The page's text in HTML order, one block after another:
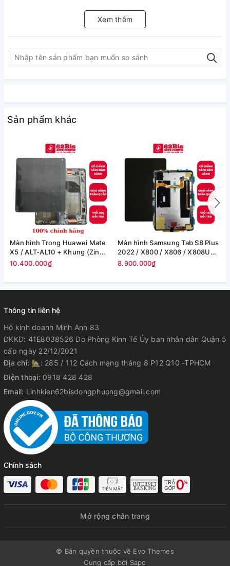
Xem thêm
Sản phẩm khác
Màn hình Trong Huawei Mate
X5 / ALT-AL10 + Khung (Zin
Máy)
10.400.000₫
Màn hình Samsung Tab S8 Plus
2022 / X800 / X806 / X808U
(12.4in) -(Zin)
8.900.000₫
Thông tin liên hệ
Hộ kinh doanh Minh Anh 83
ĐKKD: 41E8038526 Do Phòng Kinh Tế Ủy ban nhân dân Quận 5
cấp ngày 22/12/2021
Địa chỉ: 🏡: 285 / 112 Cách mạng tháng 8 P12 Q10 -TPHCM
Điện thoại: 0918 428 428
Email: Linhkien62bisdongphuong@gmail.com
Chính sách
Mở rộng chân trang
© Bản quyền thuộc về Evo Themes
Cung cấp bởi Sapo